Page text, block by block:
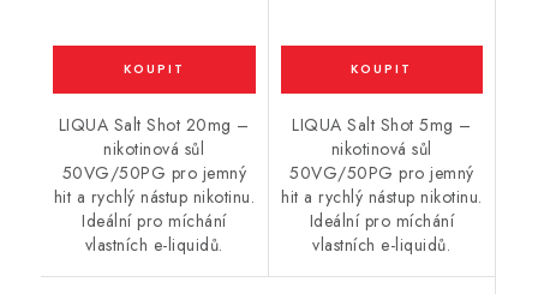
LIQUA Salt Shot 20mg –
nikotinová sůl
50VG/50PG pro jemný
hit a rychlý nástup nikotinu.
Ideální pro míchání
vlastních e-liquidů.
LIQUA Salt Shot 5mg –
nikotinová sůl
50VG/50PG pro jemný
hit a rychlý nástup nikotinu.
Ideální pro míchání
vlastních e-liquidů.